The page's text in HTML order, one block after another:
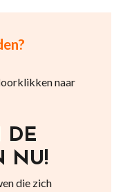
naar
DE
NU!
die zich